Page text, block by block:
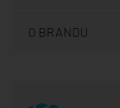
O BRANDU